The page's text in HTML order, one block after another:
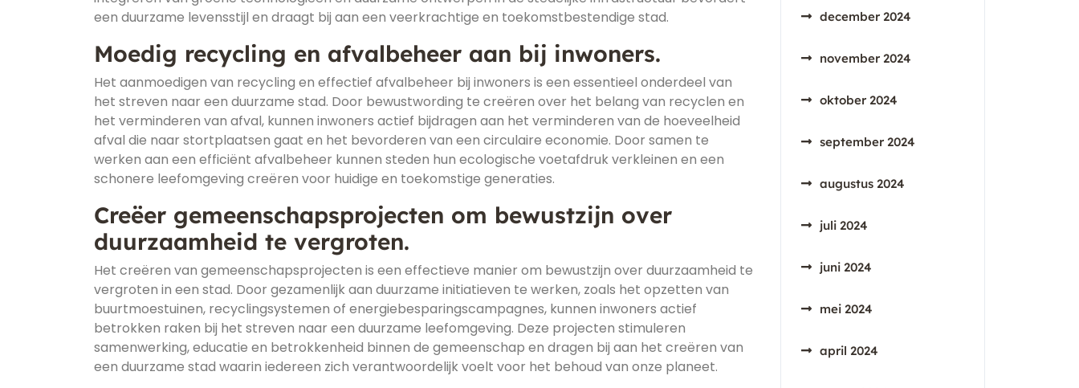
een duurzame levensstijl en draagt bij aan een veerkrachtige en toekomstbestendige stad.
Moedig recycling en afvalbeheer aan bij inwoners.
Het aanmoedigen van recycling en effectief afvalbeheer bij inwoners is een essentieel onderdeel van
het streven naar een duurzame stad. Door bewustwording te creëren over het belang van recyclen en
het verminderen van afval, kunnen inwoners actief bijdragen aan het verminderen van de hoeveelheid
afval die naar stortplaatsen gaat en het bevorderen van een circulaire economie. Door samen te
werken aan een efficiënt afvalbeheer kunnen steden hun ecologische voetafdruk verkleinen en een
schonere leefomgeving creëren voor huidige en toekomstige generaties.
Creëer gemeenschapsprojecten om bewustzijn over
duurzaamheid te vergroten.
Het creëren van gemeenschapsprojecten is een effectieve manier om bewustzijn over duurzaamheid te
vergroten in een stad. Door gezamenlijk aan duurzame initiatieven te werken, zoals het opzetten van
buurtmoestuinen, recyclingsystemen of energiebesparingscampagnes, kunnen inwoners actief
betrokken raken bij het streven naar een duurzame leefomgeving. Deze projecten stimuleren
samenwerking, educatie en betrokkenheid binnen de gemeenschap en dragen bij aan het creëren van
een duurzame stad waarin iedereen zich verantwoordelijk voelt voor het behoud van onze planeet.
december 2024
november 2024
oktober 2024
september 2024
augustus 2024
juli 2024
juni 2024
mei 2024
april 2024